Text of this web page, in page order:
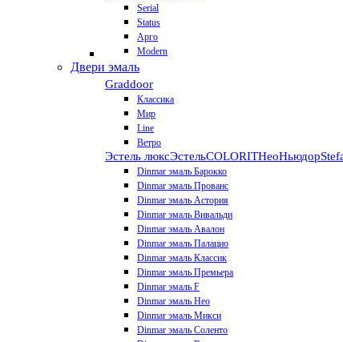
Serial
Status
Арго
Modern
Двери эмаль
Graddoor
Классика
Мир
Line
Ветро
Эстель люксЭстельCOLORITНеоНьюдор
Dinmar эмаль Барокко
Dinmar эмаль Прованс
Dinmar эмаль Астория
Dinmar эмаль Вивальди
Dinmar эмаль Авалон
Dinmar эмаль Палацио
Dinmar эмаль Классик
Dinmar эмаль Премьера
Dinmar эмаль F
Dinmar эмаль Нео
Dinmar эмаль Микси
Dinmar эмаль Соленто